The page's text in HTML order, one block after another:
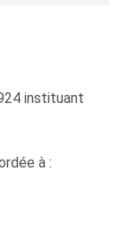
instituant
à :